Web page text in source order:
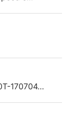
170704…